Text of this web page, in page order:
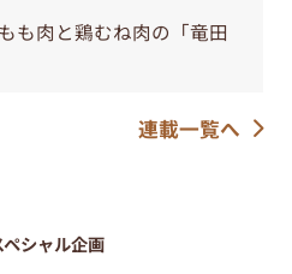
も肉と鶏むね肉の「竜田
連載一覧へ
ペシャル企画